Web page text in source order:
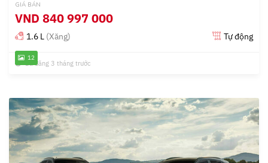
12
GIÁ BÁN
VND 840 997 000
1.6 L (Xăng) Tự động
Đã đăng 3 tháng trước